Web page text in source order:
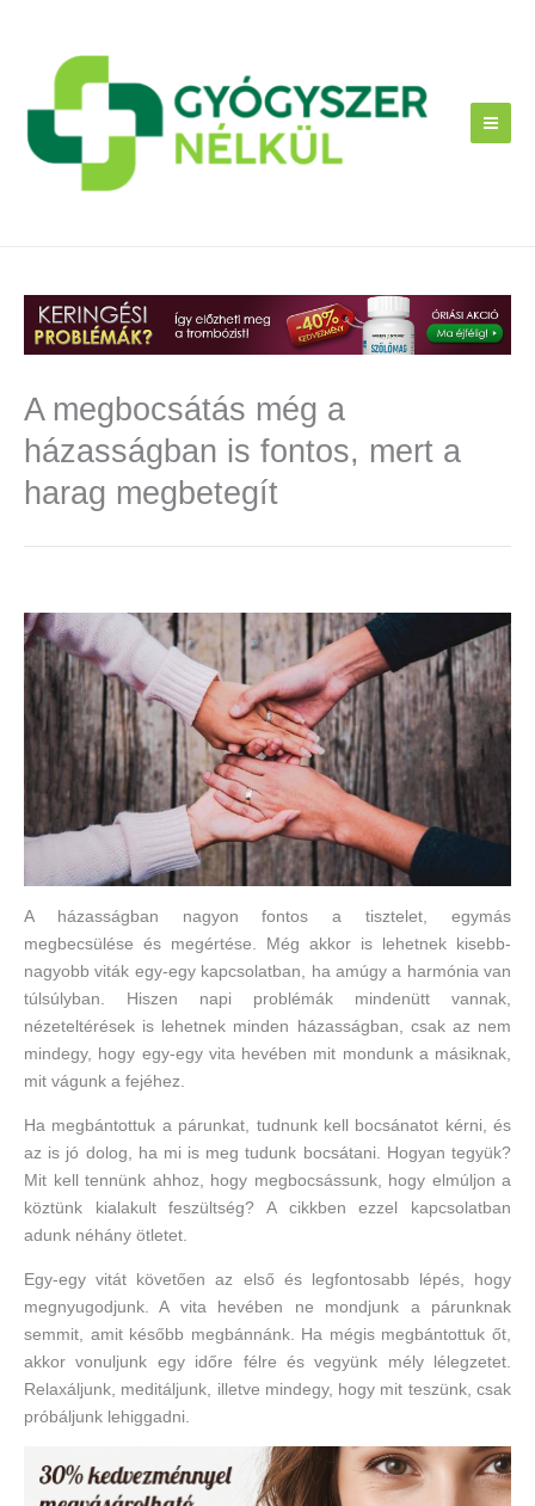
A megbocsátás még a
házasságban is fontos, mert a
harag megbetegít
A házasságban nagyon fontos a tisztelet, egymás
megbecsülése és megértése. Még akkor is lehetnek kisebb-
nagyobb viták egy-egy kapcsolatban, ha amúgy a harmónia van
túlsúlyban. Hiszen napi problémák mindenütt vannak,
nézeteltérések is lehetnek minden házasságban, csak az nem
mindegy, hogy egy-egy vita hevében mit mondunk a másiknak,
mit vágunk a fejéhez.
Ha megbántottuk a párunkat, tudnunk kell bocsánatot kérni, és
az is jó dolog, ha mi is meg tudunk bocsátani. Hogyan tegyük?
Mit kell tennünk ahhoz, hogy megbocsássunk, hogy elmúljon a
köztünk kialakult feszültség? A cikkben ezzel kapcsolatban
adunk néhány ötletet.
Egy-egy vitát követően az első és legfontosabb lépés, hogy
megnyugodjunk. A vita hevében ne mondjunk a párunknak
semmit, amit később megbánnánk. Ha mégis megbántottuk őt,
akkor vonuljunk egy időre félre és vegyünk mély lélegzetet.
Relaxáljunk, meditáljunk, illetve mindegy, hogy mit teszünk, csak
próbáljunk lehiggadni.